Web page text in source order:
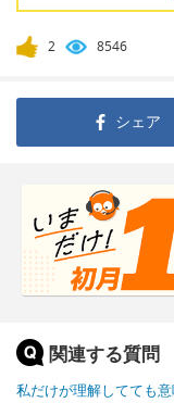
2 8546
シェア
関連する質問
私だけが理解してても